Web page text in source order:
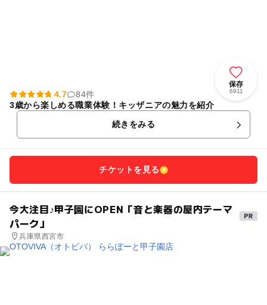
保存
6911
4.7
84件
3歳から楽しめる職業体験！キッザニアの魅力を紹介
続きをみる
チケットを見る
今大注目♪甲子園にOPEN「音と楽器の屋内テーマ
パーク」
兵庫県西宮市